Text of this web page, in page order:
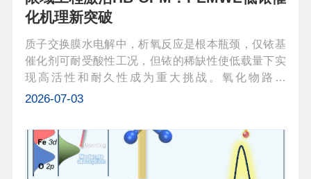
化机理新突破
质子交换膜水电解中，析氧反应是根本瓶颈，仅铱基
催化剂可耐受酸性工况，但铱的稀缺性使低载量下实
现高活性和耐久性成为重大挑战。氧化物路径
（OPM）机制通过相邻的双位点偶联实现O–O直接键
求Ir–Ir间距处于2.6–2.9 Å，传统催化剂会在...
2026-07-03